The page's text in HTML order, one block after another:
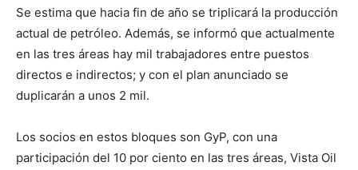
Se estima que hacia fin de año se triplicará la producción
actual de petróleo. Además, se informó que actualmente
en las tres áreas hay mil trabajadores entre puestos
directos e indirectos; y con el plan anunciado se
duplicarán a unos 2 mil.
Los socios en estos bloques son GyP, con una
participación del 10 por ciento en las tres áreas, Vista Oil